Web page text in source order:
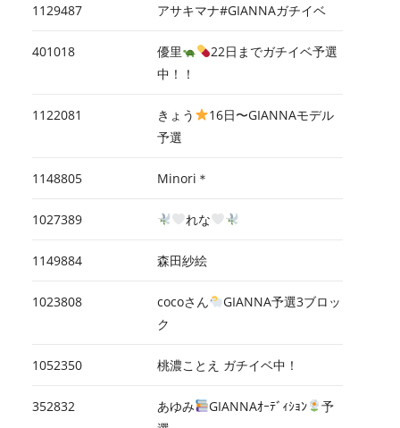
1129487 アサキマナ#GIANNAガチイベ
401018 優里
22日までガチイベ予選
中！！
1122081 きょう
16日〜GIANNAモデル
予選
1148805 Minori＊
1027389 れな
1149884 森田紗絵
1023808 cocoさん
GIANNA予選3ブロッ
ク
1052350 桃濃ことえ ガチイベ中！
352832 あゆみ GIANNAｵｰﾃﾞｨｼｮﾝ
予